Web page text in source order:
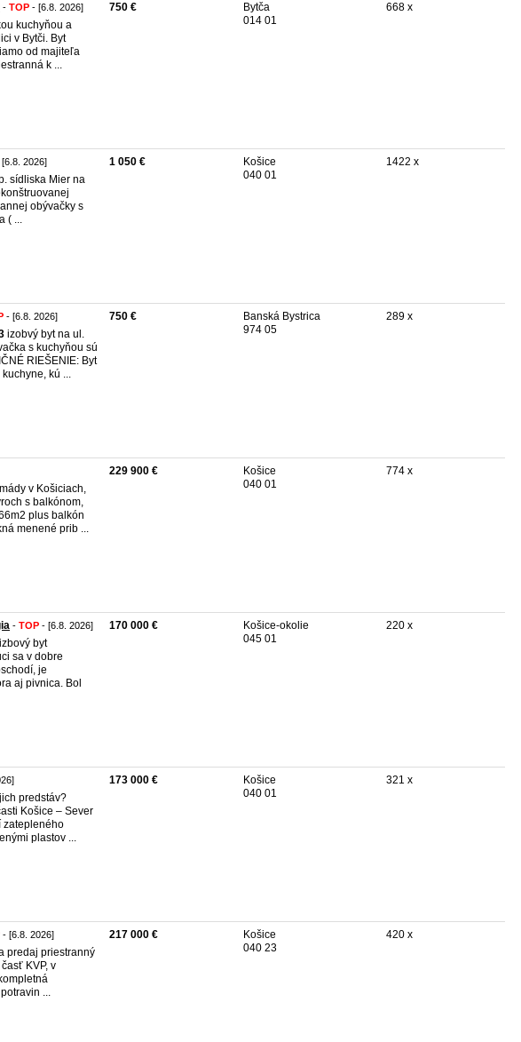
- TOP - [6.8. 2026]
kuchyňou a
v Bytči. Byt
od majiteľa
k ...
750 €
Bytča
014 01
668 x
[6.8. 2026]
sídliska Mier na
obývačky s
( ...
1 050 €
Košice
040 01
1422 x
- [6.8. 2026]
izobvý byt na ul.
s kuchyňou sú
RIEŠENIE: Byt
kú ...
750 €
Banská Bystrica
974 05
289 x
v Košiciach,
s balkónom,
plus balkón
menené prib ...
229 900 €
Košice
040 01
774 x
- TOP - [6.8. 2026]
izbový byt
sa v dobre
je
aj pivnica. Bol
170 000 €
Košice-okolie
045 01
220 x
predstáv?
Košice – Sever
zatepleného
plastov ...
173 000 €
Košice
040 01
321 x
- [6.8. 2026]
predaj priestranný
KVP, v
...
217 000 €
Košice
040 23
420 x